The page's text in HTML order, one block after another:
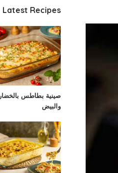
Latest Recipes
صينية بطاطس بالخضار
والبيض